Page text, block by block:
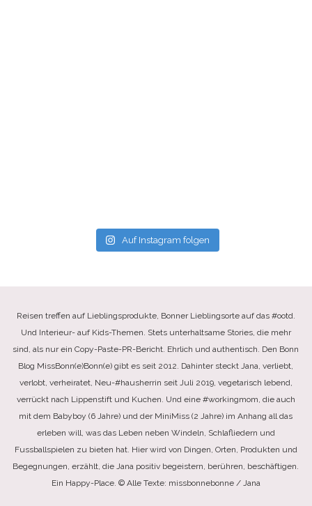
Auf Instagram folgen
Reisen treffen auf Lieblingsprodukte, Bonner Lieblingsorte auf das #ootd.
Und Interieur- auf Kids-Themen. Stets unterhaltsame Stories, die mehr
sind, als nur ein Copy-Paste-PR-Bericht. Ehrlich und authentisch. Den Bonn
Blog MissBonn(e)Bonn(e) gibt es seit 2012. Dahinter steckt Jana, verliebt,
verlobt, verheiratet, Neu-#hausherrin seit Juli 2019, vegetarisch lebend,
verrückt nach Lippenstift und Kuchen. Und eine #workingmom, die auch
mit dem Babyboy (6 Jahre) und der MiniMiss (2 Jahre) im Anhang all das
erleben will, was das Leben neben Windeln, Schlafliedern und
Fussballspielen zu bieten hat. Hier wird von Dingen, Orten, Produkten und
Begegnungen, erzählt, die Jana positiv begeistern, berühren, beschäftigen.
Ein Happy-Place. © Alle Texte: missbonnebonne / Jana